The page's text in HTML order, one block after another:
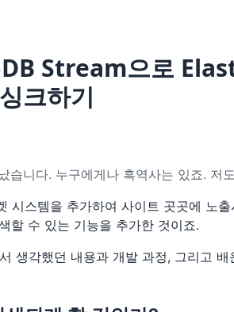
Stream으로
크하기
습니다. 누구에게나 흑역사는 있죠. 저
시스템을 추가하여 사이트 곳곳에 노
할 수 있는 기능을 추가한 것이죠.
생각했던 내용과 개발 과정, 그리고